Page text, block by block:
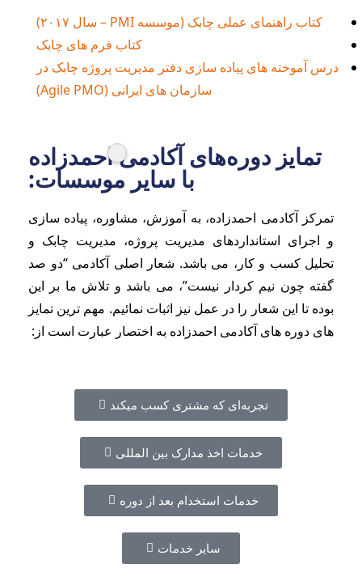
کتاب راهنمای عملی چابک (موسسه PMI – سال ۲۰۱۷)
کتاب فرم های چابک
درس آموخته های پیاده سازی دفتر مدیریت پروژه چابک در
سازمان های ایرانی (Agile PMO)
تمایز دوره‌های آکادمی احمدزاده
با سایر موسسات:​
تمرکز آکادمی احمدزاده، به آموزش، مشاوره، پیاده سازی
و اجرای استانداردهای مدیریت پروژه، مدیریت چابک و
تحلیل کسب و کار، می باشد. شعار اصلی آکادمی “دو صد
گفته چون نیم کردار نیست”، می باشد و تلاش ما بر این
بوده تا این شعار را در عمل نیز اثبات نمائیم. مهم ترین تمایز
های دوره های آکادمی احمدزاده به اختصار عبارت است از:
تجربه‌ای که مشتری کسب میکند
خدمات اخذ مدارک بین المللی
خدمات استخدام بعد از دوره
سایر خدمات